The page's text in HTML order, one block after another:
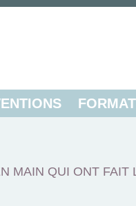
MAIN QUI ONT